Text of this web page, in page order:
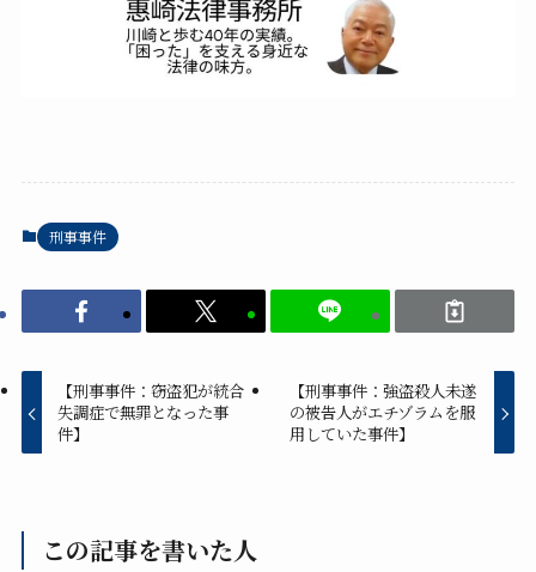
刑事事件
【刑事事件：窃盗犯が統合
失調症で無罪となった事
件】
【刑事事件：強盗殺人未遂
の被告人がエチゾラムを服
用していた事件】
この記事を書いた人